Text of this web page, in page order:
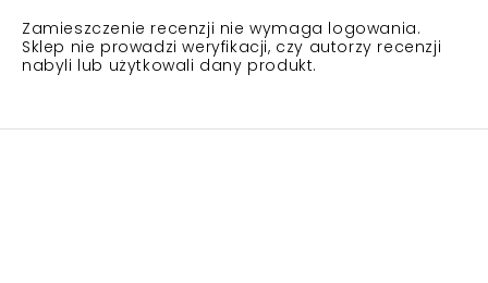
Zamieszczenie recenzji nie wymaga logowania.
Sklep nie prowadzi weryfikacji, czy autorzy recenzji
nabyli lub użytkowali dany produkt.